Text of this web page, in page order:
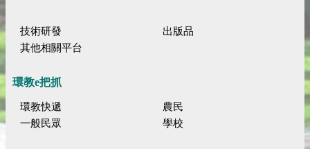
技術研發
出版品
其他相關平台
環教e把抓
環教快遞
農民
一般民眾
學校